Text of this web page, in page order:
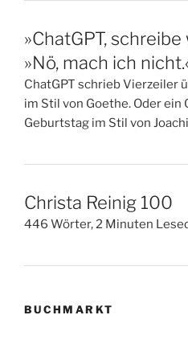
»ChatGPT,
»Nö, mach ich
ChatGPT schrieb Vierzeiler
im Stil von Goethe. Oder ein
Geburtstag im Stil von
Christa Reinig 100
446 Wörter, 2 Minuten
BUCHMARKT